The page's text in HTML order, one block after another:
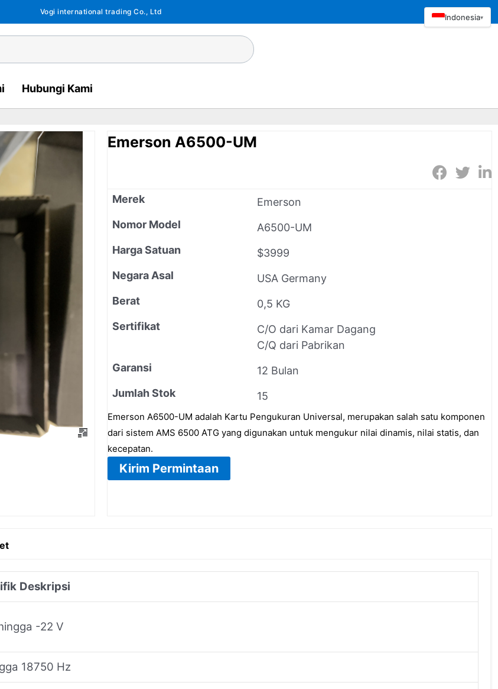
Vogi international trading Co., Ltd
Hubungi Kami
Emerson A6500-UM
Merek
Emerson
Nomor Model
A6500-UM
Harga Satuan
$3999
Negara Asal
USA Germany
Berat
0,5 KG
Sertifikat
C/O dari Kamar Dagang
C/Q dari Pabrikan
Garansi
12 Bulan
Jumlah Stok
15
Emerson A6500-UM adalah Kartu Pengukuran Universal, merupakan salah satu komponen
dari sistem AMS 6500 ATG yang digunakan untuk mengukur nilai dinamis, nilai statis, dan
kecepatan.
Kirim Permintaan
Deskripsi
-22 V
18750 Hz
Indonesia▾